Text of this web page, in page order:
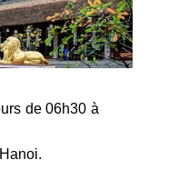
de 06h30 à